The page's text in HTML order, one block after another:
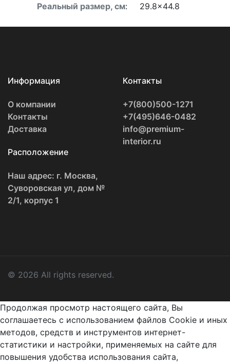
Реальный размер, см: 29.8x44.8
Информация
О компании
Контакты
Доставка
Контакты
+7(800)500-1271
+7(495)646-0482
info@premium-
interior.ru
Расположение
Наш адрес: г. Москва,
Суворовская ул, дом №
2/1, корпус 1
© 2026 All rights reserved.
Продолжая просмотр настоящего сайта, Вы
соглашаетесь с использованием файлов Cookie и иных
методов, средств и инструментов интернет-
статистики и настройки, применяемых на сайте для
повышения удобства использования сайта,